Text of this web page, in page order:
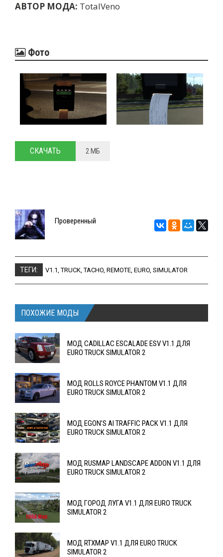
АВТОР МОДА: TotalVeno
Фото
СКАЧАТЬ 2 МБ
Проверенный
ТЕГИ: V1.1,TRUCK,TACHO, REMOTE, EURO, SIMULATOR
ПОХОЖИЕ МОДЫ
МОД CADILLAC ESCALADE ESV V1.1 ДЛЯ
EURO TRUCK SIMULATOR 2
МОД ROLLS ROYCE PHANTOM V1.1 ДЛЯ
EURO TRUCK SIMULATOR 2
МОД EGON’S AI TRAFFIC PACK V1.1 ДЛЯ
EURO TRUCK SIMULATOR 2
МОД RUSMAP LANDSCAPЕ ADDON V1.1 ДЛЯ
EURO TRUCK SIMULATOR 2
МОД ГОРОД ЛУГА V1.1 ДЛЯ EURO TRUCK
SIMULATOR 2
МОД RTXMAP V1.1 ДЛЯ EURO TRUCK
SIMULATOR 2